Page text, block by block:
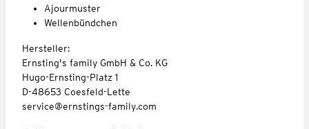
Ajourmuster
Wellenbündchen
Hersteller:
Ernsting's family GmbH & Co. KG
Hugo-Ernsting-Platz 1
D-48653 Coesfeld-Lette
service@ernstings-family.com